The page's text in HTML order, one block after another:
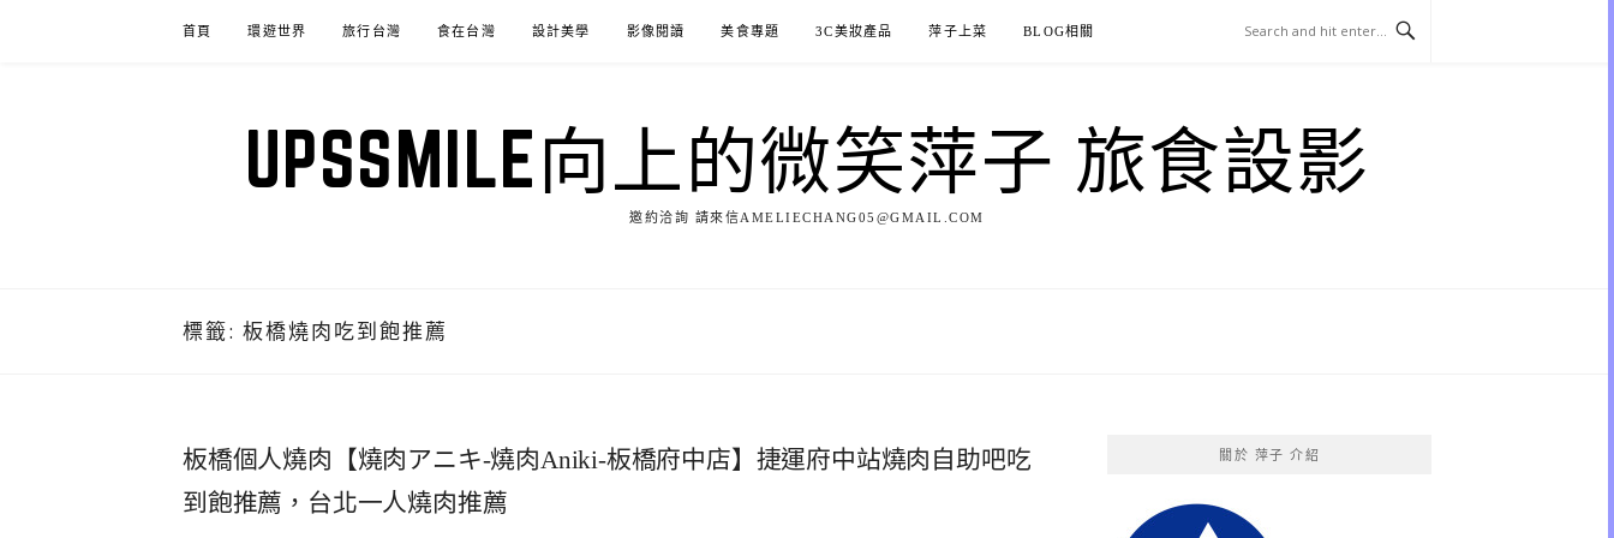
首頁 環遊世界 旅行台灣 食在台灣 設計美學 影像閱讀 美食專題 3C美妝產品 萍子上菜 BLOG相關
UPSSMILE向上的微笑萍子 旅食設影
邀約洽詢 請來信AMELIECHANG05@GMAIL.COM
標籤: 板橋燒肉吃到飽推薦
板橋個人燒肉【燒肉アニキ-燒肉Aniki-板橋府中店】捷運府中站燒肉自助吧吃
到飽推薦，台北一人燒肉推薦
關於 萍子 介紹